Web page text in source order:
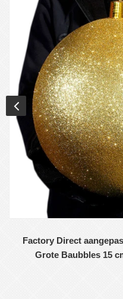
Factory Direct
Grote Baubbles 15